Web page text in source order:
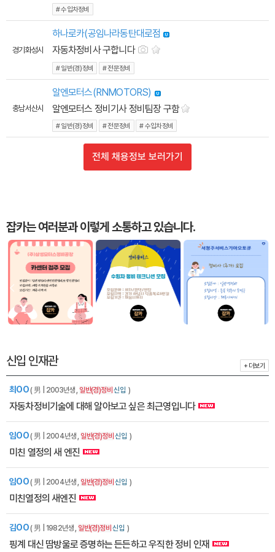
# 수입차정비
경기 화성시
하나로카(공임나라동탄대로점
자동차정비사 구합니다
# 일반(경)정비 # 전문정비
충남 서산시
알엔모터스(RNMOTORS)
알엔모터스 정비기사 정비팀장 구함
# 일반(경)정비 # 전문정비 # 수입차정비
전체 채용정보 보러가기
잡카는 여러분과 이렇게 소통하고 있습니다.
신입 인재관 + 더보기
최OO( 男 | 2003년생 , 일반(경)정비 신입 )
자동차정비기술에 대해 알아보고 싶은 최근영입니다
임OO( 男 | 2004년생 , 일반(경)정비 신입 )
미친 열정의 새 엔진
임OO( 男 | 2004년생 , 일반(경)정비 신입 )
미친열정의 새엔진
김OO( 男 | 1982년생 , 일반(경)정비 신입 )
핑계 대신 땀방울로 증명하는 든든하고 우직한 정비 인재